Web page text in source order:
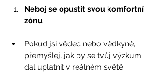
Neboj se opustit svou komfortní
zónu
Pokud jsi vědec nebo vědkyně,
přemýšlej, jak by se tvůj výzkum
dal uplatnit v reálném světě.